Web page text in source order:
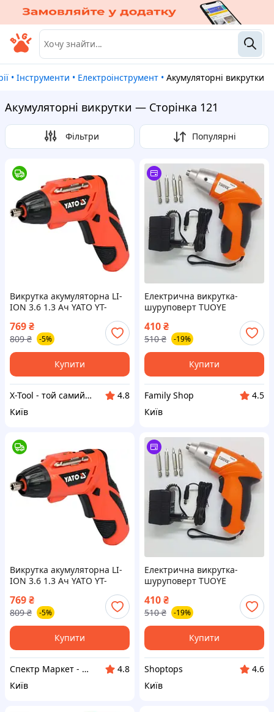
• Інструменти • Електроінструмент • Акумуляторні викрутки
Акумуляторні викрутки — Сторінка 121
Фільтри Популярні
Викрутка акумуляторна LI-
ION 3.6 1.3 Ач YATO YT-
769₴
809 ₴ -5%
Купити
X-Tool - той самий інструмент!
4.8
Київ
Електрична викрутка-
шуруповерт TUOYE
410₴
510 ₴ -19%
Купити
Family Shop
4.5
Київ
Викрутка акумуляторна LI-
ION 3.6 1.3 Ач YATO YT-
769₴
809 ₴ -5%
Купити
Спектр Маркет - професійне обладнання та інструмент
4.8
Київ
Електрична викрутка-
шуруповерт TUOYE
410₴
510 ₴ -19%
Купити
Shoptops
4.6
Київ